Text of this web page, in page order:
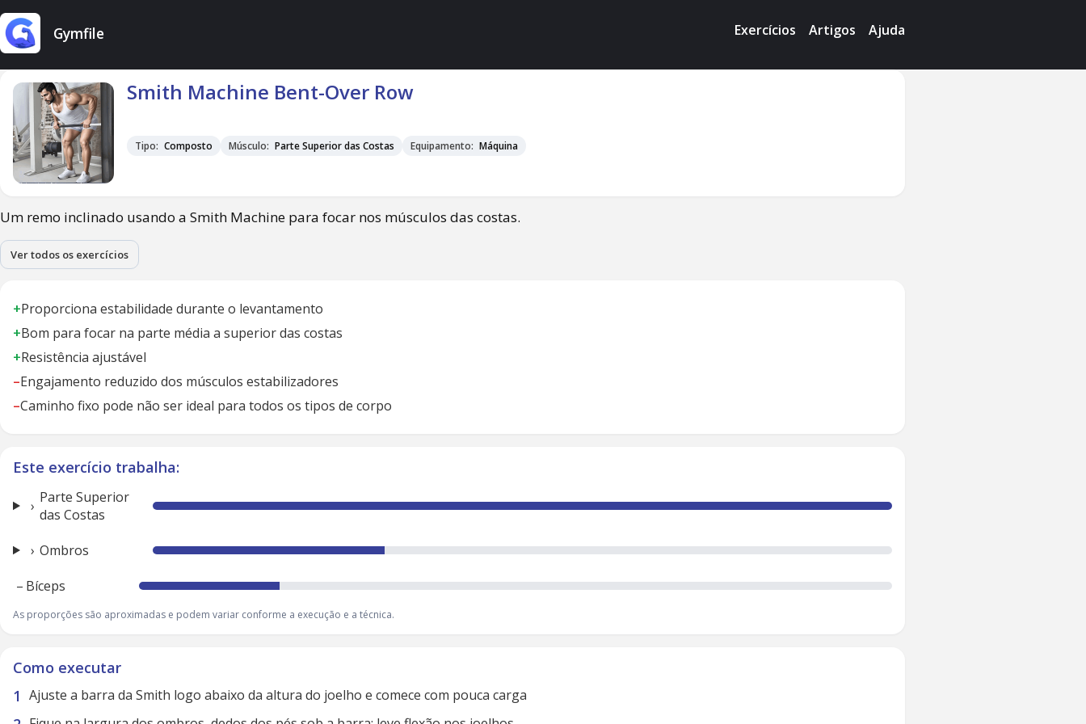
Gymfile Exercícios Artigos Ajuda
Smith Machine Bent-Over Row
Tipo: Composto Músculo: Parte Superior das Costas Equipamento: Máquina
Um remo inclinado usando a Smith Machine para focar nos músculos das costas.
Ver todos os exercícios
+Proporciona estabilidade durante o levantamento
+Bom para focar na parte média a superior das costas
+Resistência ajustável
–Engajamento reduzido dos músculos estabilizadores
–Caminho fixo pode não ser ideal para todos os tipos de corpo
Este exercício trabalha:
Parte Superior
das Costas
Ombros
– Bíceps
As proporções são aproximadas e podem variar conforme a execução e a técnica.
Como executar
Ajuste a barra da Smith logo abaixo da altura do joelho e comece com pouca carga